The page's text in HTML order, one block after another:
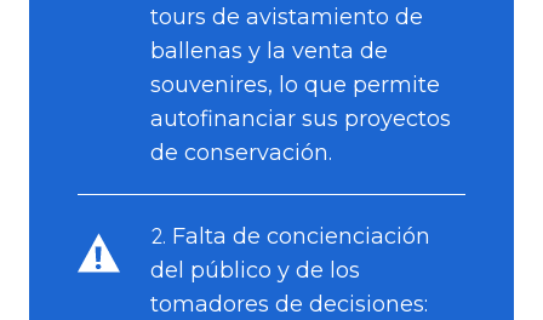
tours de avistamiento de
ballenas y la venta de
souvenires, lo que permite
autofinanciar sus proyectos
de conservación.
Falta de concienciación
del público y de los
tomadores de decisiones: